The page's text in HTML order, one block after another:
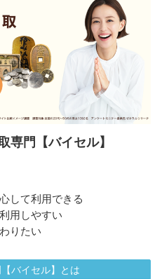
専門【バイセル】
して利用できる
用しやすい
りたい
バイセル】とは